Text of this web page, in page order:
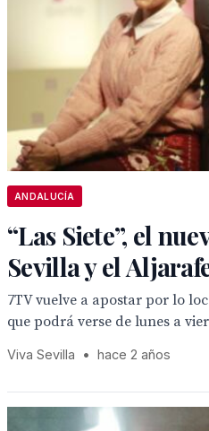
ANDALUCÍA
“Las Siete”, el
Sevilla y el
7TV vuelve a apostar por lo
que podrá verse de lunes a
Viva Sevilla • hace 2 años